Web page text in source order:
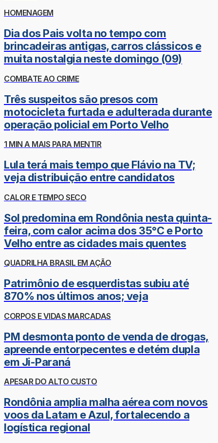
HOMENAGEM
Dia dos Pais volta no tempo com
brincadeiras antigas, carros clássicos e
muita nostalgia neste domingo (09)
COMBATE AO CRIME
Três suspeitos são presos com
motocicleta furtada e adulterada durante
operação policial em Porto Velho
1 MIN A MAIS PARA MENTIR
Lula terá mais tempo que Flávio na TV;
veja distribuição entre candidatos
CALOR E TEMPO SECO
Sol predomina em Rondônia nesta quinta-
feira, com calor acima dos 35°C e Porto
Velho entre as cidades mais quentes
QUADRILHA BRASIL EM AÇÃO
Patrimônio de esquerdistas subiu até
870% nos últimos anos; veja
CORPOS E VIDAS MARCADAS
PM desmonta ponto de venda de drogas,
apreende entorpecentes e detém dupla
em Ji-Paraná
APESAR DO ALTO CUSTO
Rondônia amplia malha aérea com novos
voos da Latam e Azul, fortalecendo a
logística regional